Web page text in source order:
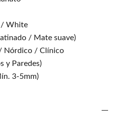
/ White
/ Mate suave)
Nórdico / Clínico
y Paredes)
3-5mm)